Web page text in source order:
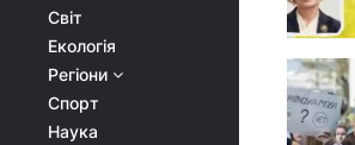
Світ
Екологія
Регіони
Спорт
Наука